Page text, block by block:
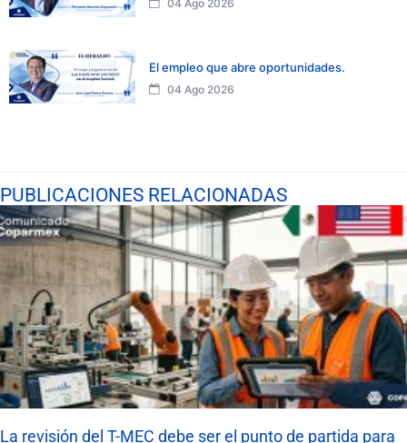
04 Ago 2026
El empleo que abre oportunidades.
04 Ago 2026
PUBLICACIONES RELACIONADAS
La revisión del T-MEC debe ser el punto de partida para